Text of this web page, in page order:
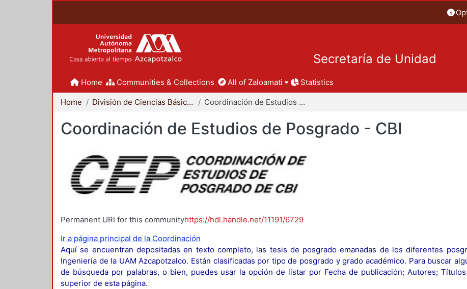
Secretaría de Unidad
Home Communities & Collections All of Zaloamati Statistics
Home División de Ciencias Básicas e Ingeniería Coordinación de Estudios de Posgrado - CBI
Coordinación de Estudios de Posgrado - CBI
Permanent URI for this communityhttps://hdl.handle.net/11191/6729
Ir a página principal de la Coordinación
Aquí se encuentran depositadas en texto completo, las tesis de posgrado emanadas de los diferentes
Ingeniería de la UAM Azcapotzalco. Están clasificadas por tipo de posgrado y grado académico. Para buscar
de búsqueda por palabras, o bien, puedes usar la opción de listar por Fecha de publicación; Autores;
superior de esta página.